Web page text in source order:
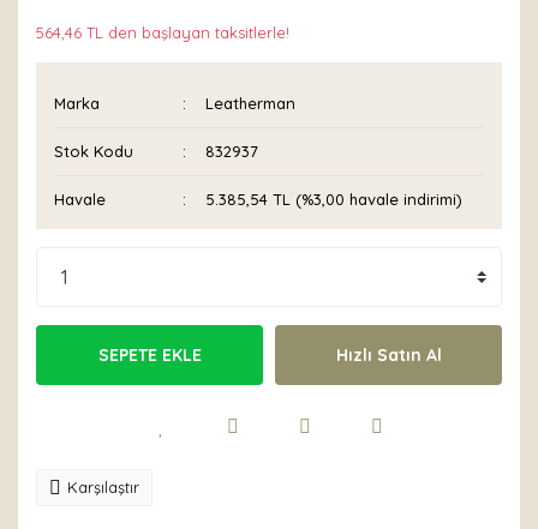
564,46 TL den başlayan taksitlerle!
Marka Leatherman
Stok Kodu 832937
Havale 5.385,54 TL (%3,00 havale indirimi)
SEPETE EKLE Hızlı Satın Al
Karşılaştır